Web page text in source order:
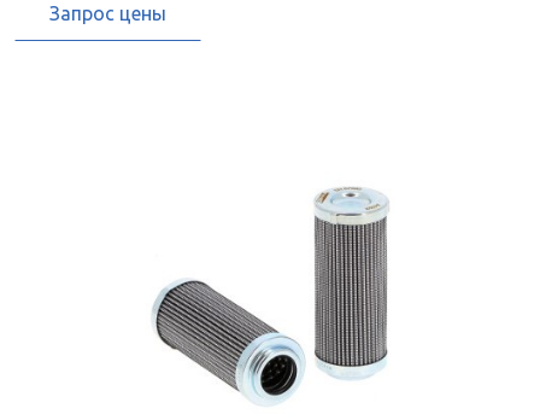
Запрос цены